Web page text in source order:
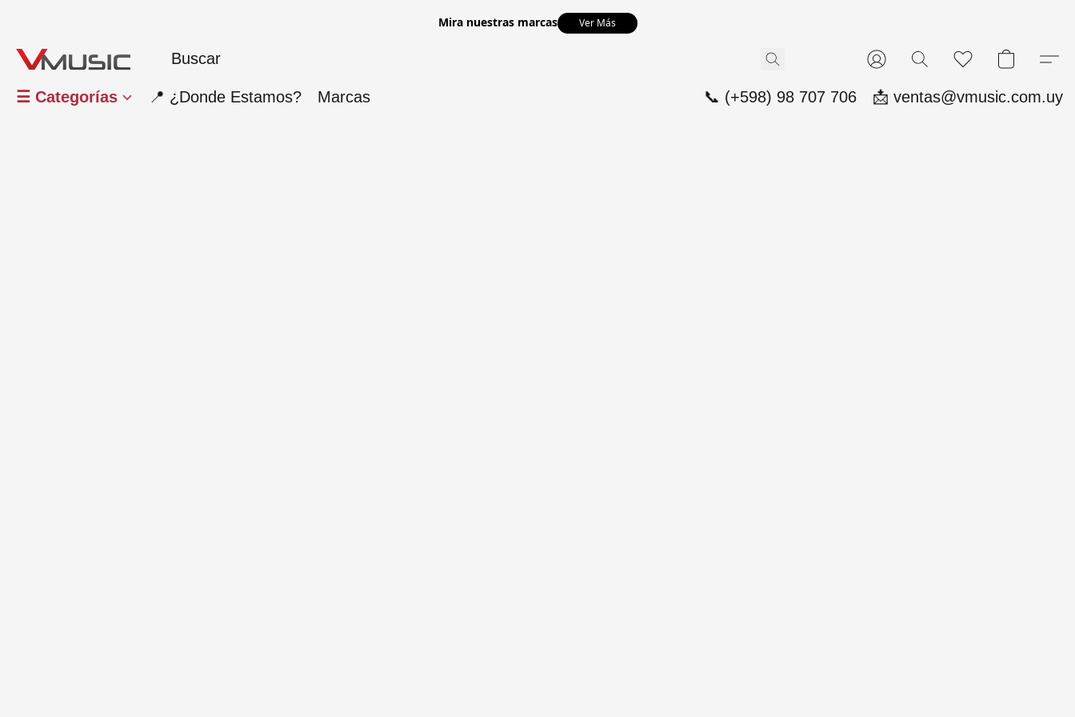
Mira nuestras marcas Ver Más
☰ Categorías 📍 ¿Donde Estamos? Marcas 📞 (+598) 98 707 706 📩 ventas@vmusic.com.uy